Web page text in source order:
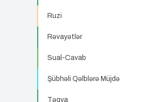
Ruzi
Rəvayətlər
Sual-Cavab
Şübhəli Qəlblərə Müjdə
Təqva